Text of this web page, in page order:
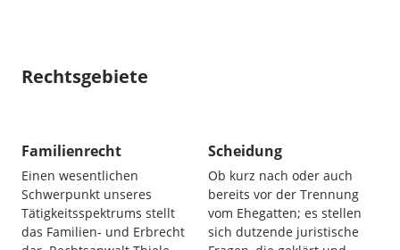
Rechtsgebiete
Familienrecht
Einen wesentlichen
Schwerpunkt unseres
Tätigkeitsspektrums stellt
das Familien- und Erbrecht
Scheidung
Ob kurz nach oder auch
bereits vor der Trennung
vom Ehegatten; es stellen
sich dutzende juristische